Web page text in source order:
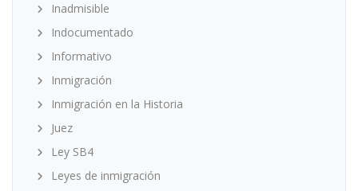
Inadmisible
Indocumentado
Informativo
Inmigración
Inmigración en la Historia
Juez
Ley SB4
Leyes de inmigración